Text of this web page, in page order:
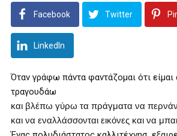
Facebook Twitter
LinkedIn
Όταν γράφω πάντα φαντάζομαι ότι είμαι
τραγουδάω
και βλέπω γύρω τα πράγματα να
και να εναλλάσσονται εικόνες και να